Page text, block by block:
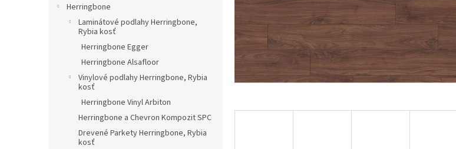
Herringbone
Laminátové podlahy Herringbone,
Rybia kosť
Herringbone Egger
Herringbone Alsafloor
Vinylové podlahy Herringbone, Rybia
kosť
Herringbone Vinyl Arbiton
Herringbone a Chevron Kompozit SPC
Drevené Parkety Herringbone, Rybia
kosť